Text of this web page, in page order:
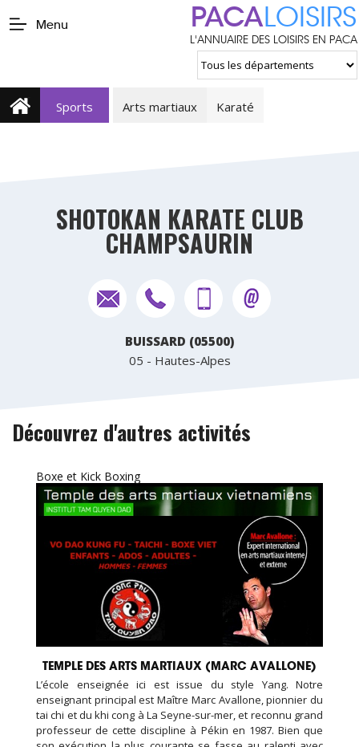
Menu PACALOISIRS
L'ANNUAIRE DES LOISIRS EN PACA
Sports Arts martiaux Karaté
SHOTOKAN KARATE CLUB
CHAMPSAURIN
BUISSARD (05500)
05 - Hautes-Alpes
Découvrez d'autres activités
Boxe et Kick Boxing
TEMPLE DES ARTS MARTIAUX (MARC AVALLONE)
L’école enseignée ici est issue du style Yang. Notre
enseignant principal est Maître Marc Avallone, pionnier du
tai chi et du khi cong à La Seyne-sur-mer, et reconnu grand
professeur de cette discipline à Pékin en 1987. Bien que